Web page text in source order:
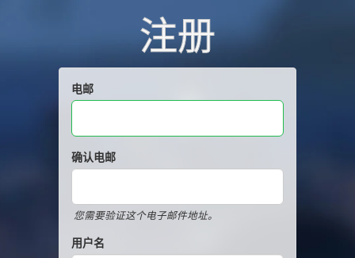
注册
电邮
确认电邮
您需要验证这个电子邮件地址。
用户名